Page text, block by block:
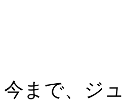
今まで、ジ